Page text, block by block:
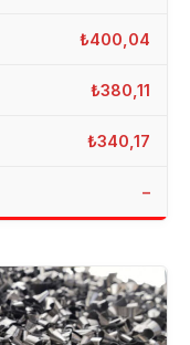
₺400,04
₺380,11
₺340,17
–